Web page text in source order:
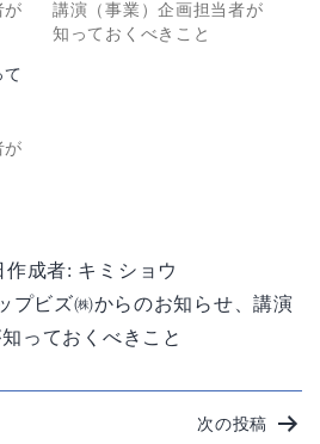
が
講演（事業）企画担当者が
知っておくべきこと
て
が
作成者: キミショウ
プビズ㈱からのお知らせ 、講演
っておくべきこと
次の投稿